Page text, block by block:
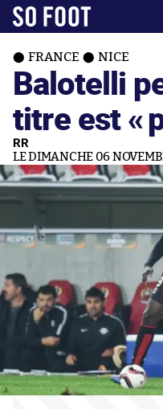
FRANCE NICE
Balotelli
titre est «
RR
LE DIMANCHE 06